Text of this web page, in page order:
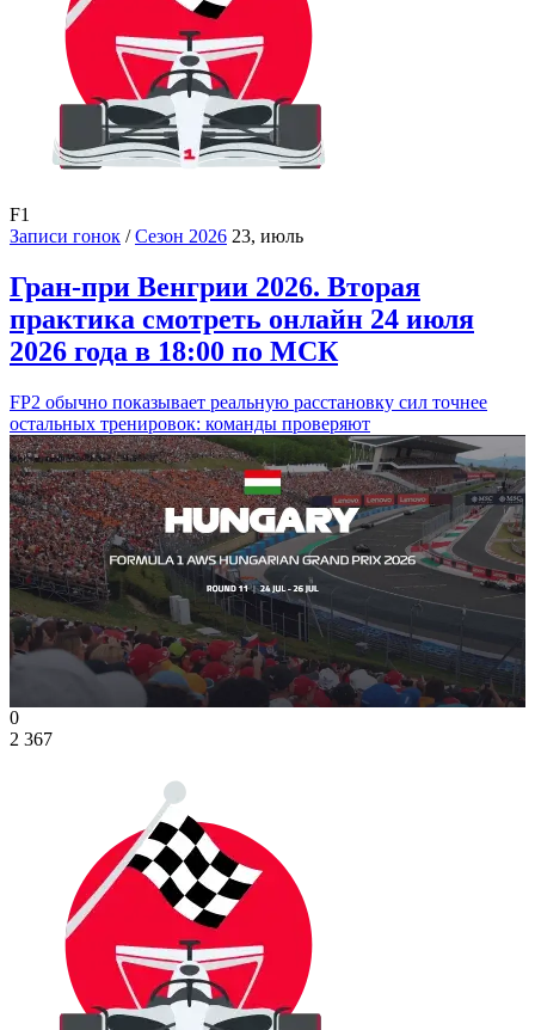
F1
Записи гонок /Сезон 2026 23, июль
Гран-при Венгрии 2026. Вторая
практика смотреть онлайн 24 июля
2026 года в 18:00 по МСК
FP2 обычно показывает реальную расстановку сил точнее
остальных тренировок: команды проверяют
0
2 367